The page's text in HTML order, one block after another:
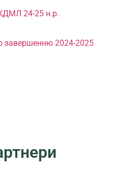
КДМЛ 24-25 н.р.
завершенню 2024-2025